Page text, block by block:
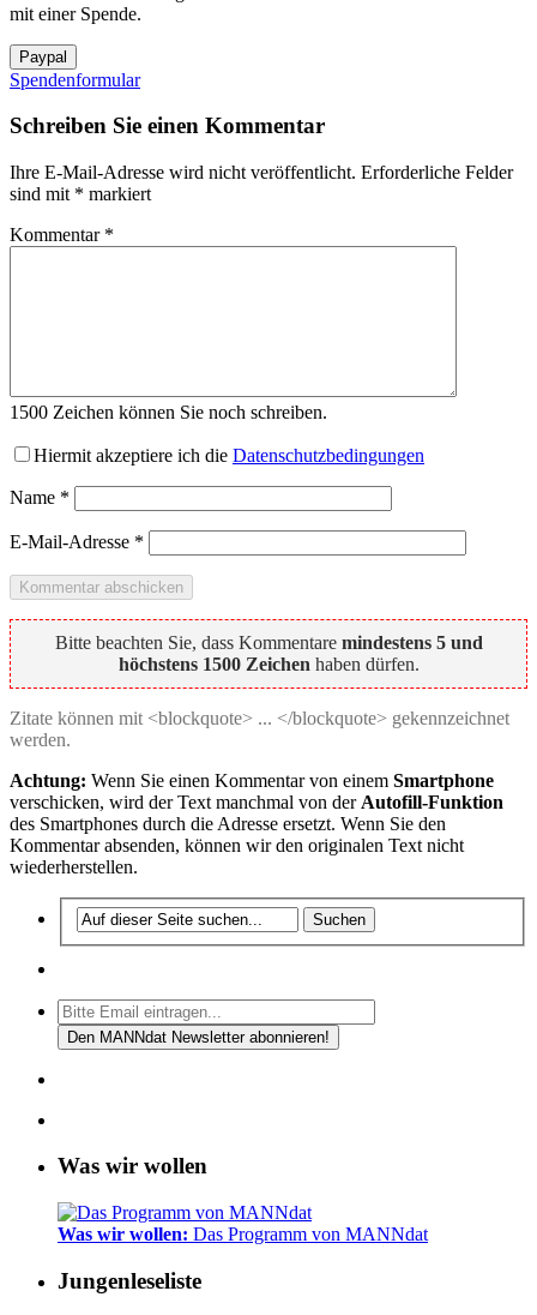
mit einer Spende.
Spendenformular
Schreiben Sie einen Kommentar
Ihre E-Mail-Adresse wird nicht veröffentlicht. Erforderliche Felder
sind mit * markiert
Kommentar *
1500 Zeichen können Sie noch schreiben.
Hiermit akzeptiere ich die Datenschutzbedingungen
Name *
E-Mail-Adresse *
Bitte beachten Sie, dass Kommentare mindestens 5 und
höchstens 1500 Zeichen haben dürfen.
Zitate können mit <blockquote> ... </blockquote> gekennzeichnet
werden.
Achtung: Wenn Sie einen Kommentar von einem Smartphone
verschicken, wird der Text manchmal von der Autofill-Funktion
des Smartphones durch die Adresse ersetzt. Wenn Sie den
Kommentar absenden, können wir den originalen Text nicht
wiederherstellen.
Was wir wollen
Was wir wollen: Das Programm von MANNdat
Jungenleseliste